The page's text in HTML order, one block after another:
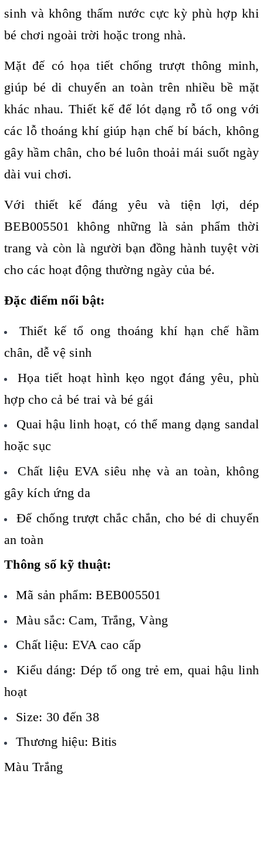
sinh và không thấm nước cực kỳ phù hợp khi
bé chơi ngoài trời hoặc trong nhà.
Mặt đế có họa tiết chống trượt thông minh,
giúp bé di chuyển an toàn trên nhiều bề mặt
khác nhau. Thiết kế đế lót dạng rỗ tổ ong với
các lỗ thoáng khí giúp hạn chế bí bách, không
gây hầm chân, cho bé luôn thoải mái suốt ngày
dài vui chơi.
Với thiết kế đáng yêu và tiện lợi, dép
BEB005501 không những là sản phẩm thời
trang và còn là người bạn đồng hành tuyệt vời
cho các hoạt động thường ngày của bé.
Đặc điểm nổi bật:
Thiết kế tổ ong thoáng khí hạn chế hầm
chân, dễ vệ sinh
Họa tiết hoạt hình kẹo ngọt đáng yêu, phù
hợp cho cả bé trai và bé gái
Quai hậu linh hoạt, có thể mang dạng sandal
hoặc sục
Chất liệu EVA siêu nhẹ và an toàn, không
gây kích ứng da
Đế chống trượt chắc chắn, cho bé di chuyển
an toàn
Thông số kỹ thuật:
Mã sản phẩm: BEB005501
Màu sắc: Cam, Trắng, Vàng
Chất liệu: EVA cao cấp
Kiểu dáng: Dép tổ ong trẻ em, quai hậu linh
hoạt
Size: 30 đến 38
Thương hiệu: Bitis
Màu Trắng